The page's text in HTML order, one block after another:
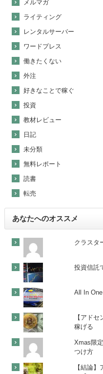
メルマガ
ライティング
レンタルサーバー
ワードプレス
働きたくない
外注
好きなことで稼ぐ
投資
教材レビュー
日記
未分類
無料レポート
読書
転売
あなたへのオススメ
クラスタ
投資信託
All In
【アド
稼げる
Xmas限
つけ方
【結論